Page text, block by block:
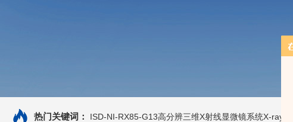
热门关键词： ISD-NI-RX85-G13高分辨三维X射线显微镜系统X-ray CT